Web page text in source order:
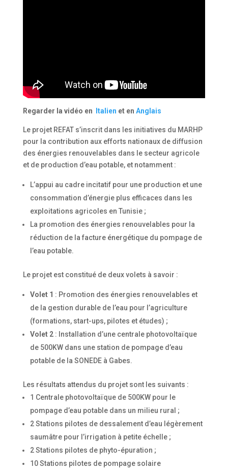
Regarder la vidéo en Italien et en Anglais
Le projet REFAT s’inscrit dans les initiatives du MARHP
pour la contribution aux efforts nationaux de diffusion
des énergies renouvelables dans le secteur agricole
et de production d’eau potable, et notamment :
L’appui au cadre incitatif pour une production et une
consommation d’énergie plus efficaces dans les
exploitations agricoles en Tunisie ;
La promotion des énergies renouvelables pour la
réduction de la facture énergétique du pompage de
l’eau potable.
Le projet est constitué de deux volets à savoir :
Volet 1 : Promotion des énergies renouvelables et
de la gestion durable de l’eau pour l’agriculture
(formations, start-ups, pilotes et études) ;
Volet 2: Installation d’une centrale photovoltaïque
de 500KW dans une station de pompage d’eau
potable de la SONEDE à Gabes.
Les résultats attendus du projet sont les suivants :
1 Centrale photovoltaïque de 500KW pour le
pompage d’eau potable dans un milieu rural ;
2 Stations pilotes de dessalement d’eau légèrement
saumâtre pour l’irrigation à petite échelle ;
2 Stations pilotes de phyto-épuration ;
10 Stations pilotes de pompage solaire